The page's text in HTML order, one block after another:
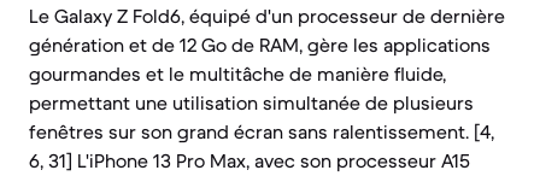
Le Galaxy Z Fold6, équipé d'un processeur de dernière
génération et de 12 Go de RAM, gère les applications
gourmandes et le multitâche de manière fluide,
permettant une utilisation simultanée de plusieurs
fenêtres sur son grand écran sans ralentissement. [4,
6, 31] L'iPhone 13 Pro Max, avec son processeur A15